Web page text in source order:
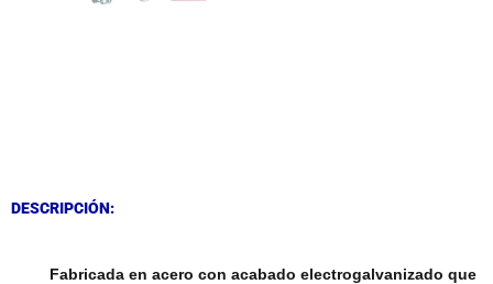
DESCRIPCIÓN:
Fabricada en acero con acabado electrogalvanizado que